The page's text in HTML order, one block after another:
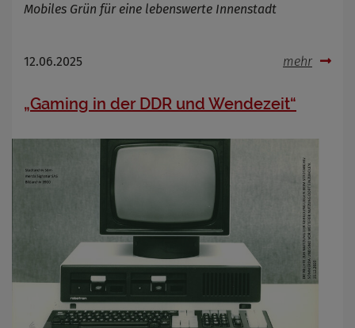
Mobiles Grün für eine lebenswerte Innenstadt
12.06.2025 mehr
„Gaming in der DDR und Wendezeit“